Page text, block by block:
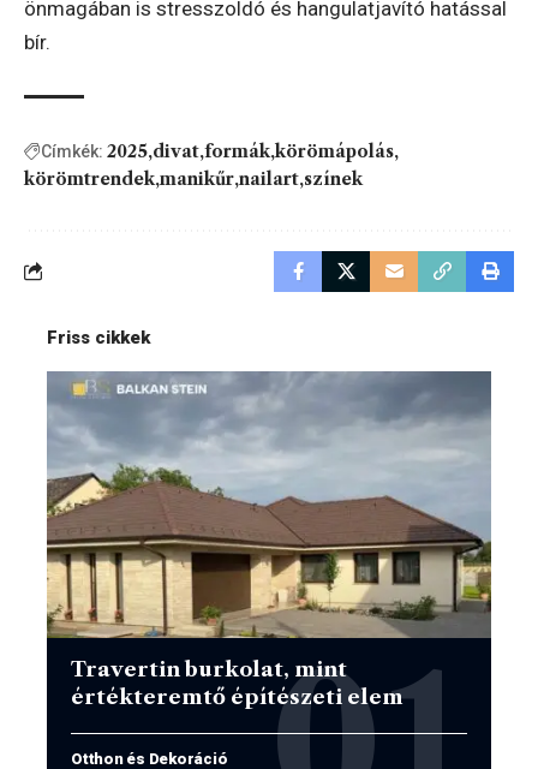
önmagában is stresszoldó és hangulatjavító hatással
bír.
Címkék: 2025 divat formák körömápolás
körömtrendek manikűr nailart színek
Friss cikkek
Travertin burkolat, mint
értékteremtő építészeti elem
Otthon és Dekoráció